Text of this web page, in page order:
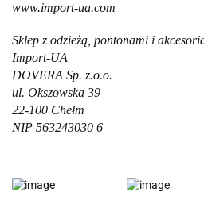
www.import-ua.com
Sklep z odzieżą, pontonami i
Import-UA
DOVERA Sp. z.o.o.
ul. Okszowska 39
22-100 Chełm
NIP 563243030 6